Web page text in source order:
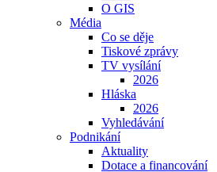
O GIS
Média
Co se děje
Tiskové zprávy
TV vysílání
2026
Hláska
2026
Vyhledávání
Podnikání
Aktuality
Dotace a financování